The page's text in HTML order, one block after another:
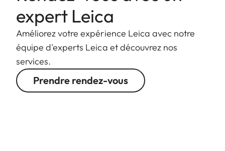
expert Leica
Améliorez votre expérience Leica avec notre
équipe d'experts Leica et découvrez nos
services.
Prendre rendez-vous